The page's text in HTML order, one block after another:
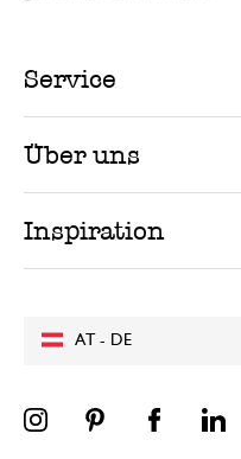
AT - DE
Service
Über uns
Inspiration